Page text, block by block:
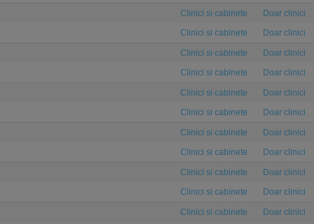
Clinici si cabinete Doar clinici
Clinici si cabinete Doar clinici
Clinici si cabinete Doar clinici
Clinici si cabinete Doar clinici
Clinici si cabinete Doar clinici
Clinici si cabinete Doar clinici
Clinici si cabinete Doar clinici
Clinici si cabinete Doar clinici
Clinici si cabinete Doar clinici
Clinici si cabinete Doar clinici
Clinici si cabinete Doar clinici